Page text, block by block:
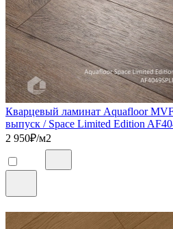
Кварцевый ламинат Aquafloor
выпуск / Space Limited Edition
2 950₽/м2